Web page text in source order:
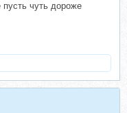
чуть дороже